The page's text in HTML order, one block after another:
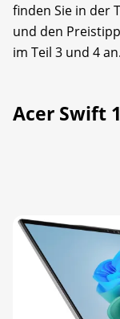
finden Sie in der
und den
im Teil 3 und 4 an.
Acer Swift